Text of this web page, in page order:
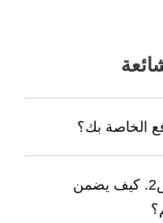
س2. كيف يضمن Gokai اتساق السُمك